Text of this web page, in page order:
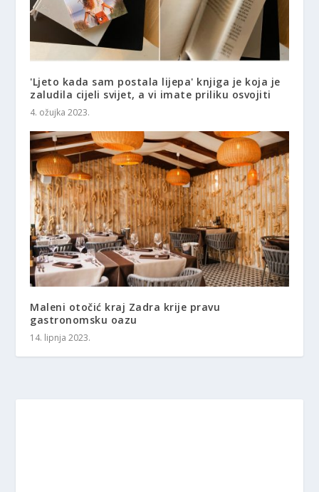
'Ljeto kada sam postala lijepa' knjiga je koja je
zaludila cijeli svijet, a vi imate priliku osvojiti
4. ožujka 2023.
Maleni otočić kraj Zadra krije pravu
gastronomsku oazu
14. lipnja 2023.